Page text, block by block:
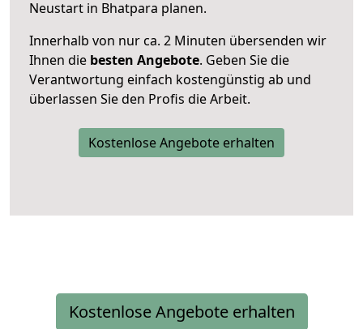
Neustart in Bhatpara planen.
Innerhalb von nur ca. 2 Minuten übersenden wir
Ihnen die besten Angebote. Geben Sie die
Verantwortung einfach kostengünstig ab und
überlassen Sie den Profis die Arbeit.
Kostenlose Angebote erhalten
Kostenlose Angebote erhalten